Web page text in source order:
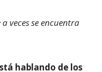
veces se encuentra
hablando de los